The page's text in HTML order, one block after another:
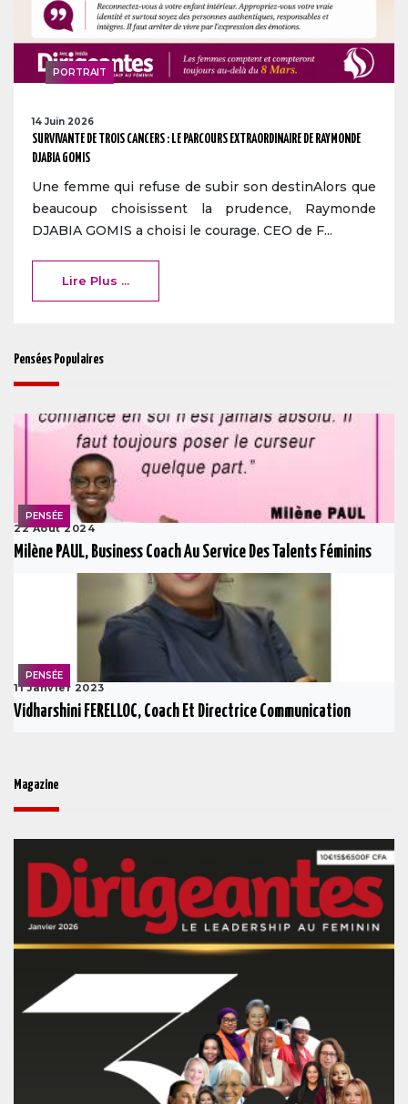
PORTRAIT
14 Juin 2026
SURVIVANTE DE TROIS CANCERS : LE PARCOURS EXTRAORDINAIRE DE RAYMONDE
DJABIA GOMIS
Une femme qui refuse de subir son destinAlors que
beaucoup choisissent la prudence, Raymonde
DJABIA GOMIS a choisi le courage. CEO de F...
Lire Plus ...
Pensées Populaires
PENSÉE
22 Août 2024
Milène PAUL, Business Coach Au Service Des Talents Féminins
PENSÉE
11 Janvier 2023
Vidharshini FERELLOC, Coach Et Directrice Communication
Magazine